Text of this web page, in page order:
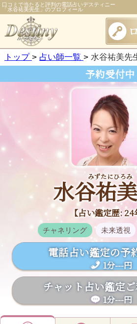
口コミで当たると評判の電話占いデスティニー
「水谷祐美先生」のプロフィール
トップ 占い師一覧 水谷祐美先
予約受付中
みずたにひろみ
水谷祐美
【占い鑑定歴: 24
チャネリング 未来透視
電話占い鑑定の予
1分---円
チャット占い鑑定
1分---円